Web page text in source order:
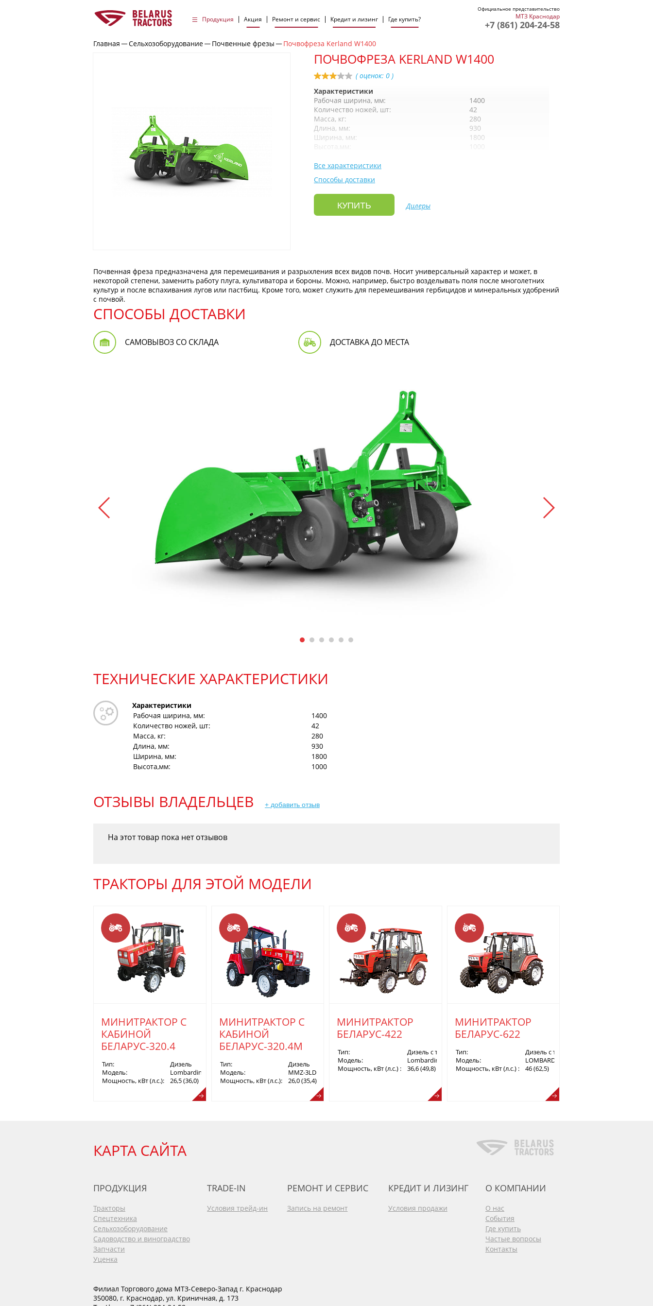
Продукция Акция Ремонт и сервис Кредит и лизинг Где купить?
Официальное представительство
МТЗ Краснодар
+7 (861) 204-24-58
Главная Сельхозоборудование Почвенные фрезы Почвофреза Kerland W1400
ПОЧВОФРЕЗА KERLAND W1400
( оценок: 0 )
Характеристики
Рабочая ширина, мм:
1400
Количество ножей, шт:
42
Масса, кг:
280
Длина, мм:
930
Ширина, мм:
1800
Высота,мм:
Все характеристики
Способы доставки
КУПИТЬ Дилеры
Почвенная фреза предназначена для перемешивания и разрыхления всех видов почв. Носит универсальный характер и может, в
некоторой степени, заменить работу плуга, культиватора и бороны. Можно, например, быстро возделывать поля после многолетних
культур и после вспахивания лугов или пастбищ. Кроме того, может служить для перемешивания гербицидов и минеральных удобрений
с почвой.
СПОСОБЫ ДОСТАВКИ
САМОВЫВОЗ СО СКЛАДА ДОСТАВКА ДО МЕСТА
ТЕХНИЧЕСКИЕ ХАРАКТЕРИСТИКИ
Характеристики
Рабочая ширина, мм:
1400
Количество ножей, шт:
42
Масса, кг:
280
Длина, мм:
930
Ширина, мм:
1800
Высота,мм:
1000
ОТЗЫВЫ ВЛАДЕЛЬЦЕВ + добавить отзыв
На этот товар пока нет отзывов
ТРАКТОРЫ ДЛЯ ЭТОЙ МОДЕЛИ
МИНИТРАКТОР С
КАБИНОЙ
БЕЛАРУС-320.4
Тип:
Дизель
Модель:
Lombardini LDW1603/B3
Мощность, кВт (л.с.):
26,5 (36,0)
МИНИТРАКТОР С
КАБИНОЙ
БЕЛАРУС-320.4М
Тип:
Дизель
Модель:
MMZ-3LD
Мощность, кВт (л.с.):
26,0 (35,4)
МИНИТРАКТОР
БЕЛАРУС-422
Тип:
Дизель с турбонаддувом
Модель:
Lombardini LDW 2204 (Tier 3A)
Мощность, кВт (л.с.) :
36,6 (49,8)
МИНИТРАКТОР
БЕЛАРУС-622
Тип:
Дизель с турбонаддувом
Модель:
LOMBARDINI LDW 2204Т (Tier 3A)
Мощность, кВт (л.с.) :
46 (62,5)
КАРТА САЙТА
ПРОДУКЦИЯ
Тракторы
Спецтехника
Сельхозоборудование
Садоводство и виноградство
Запчасти
Уценка
TRADE-IN
Условия трейд-ин
РЕМОНТ И СЕРВИС
Запись на ремонт
КРЕДИТ И ЛИЗИНГ
Условия продажи
О КОМПАНИИ
О нас
События
Где купить
Частые вопросы
Контакты
Филиал Торгового дома МТЗ-Северо-Запад г. Краснодар
350080, г. Краснодар, ул. Криничная, д. 173